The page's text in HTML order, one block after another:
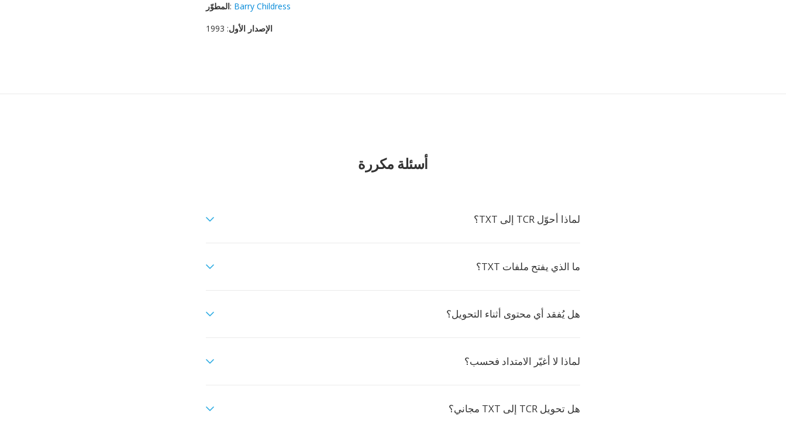
المطوّر: Barry Childress
الإصدار الأول: 1993
أسئلة مكررة
لماذا أحوّل TCR إلى TXT؟
ما الذي يفتح ملفات TXT؟
هل يُفقد أي محتوى أثناء التحويل؟
لماذا لا أغيّر الامتداد فحسب؟
هل تحويل TCR إلى TXT مجاني؟